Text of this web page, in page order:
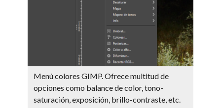
Menú colores GIMP. Ofrece multitud de
opciones como balance de color, tono-
saturación, exposición, brillo-contraste, etc.